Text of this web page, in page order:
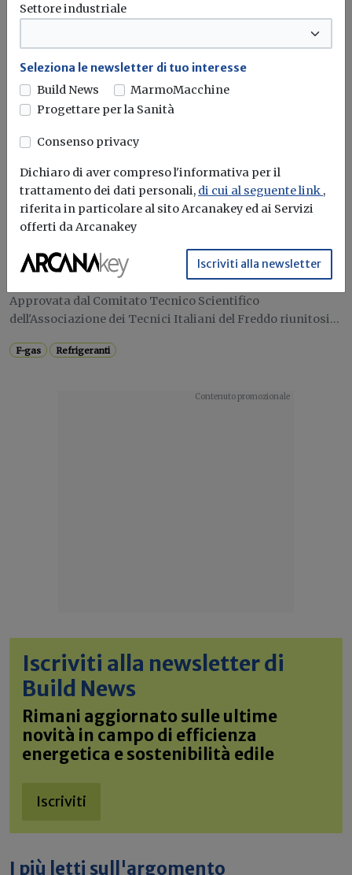
Tecnologia DC inverter: il futuro della
refrigerazione con refrigeranti naturali
Esperienza decennale e know-how applicativo per
ampliare il portafoglio di soluzioni Carel...
Carel Refrigeranti
Ultime notizie
Pubblicata la "Linea Guida per il retrofit
dei refrigeranti HFC ad alto GWP con
refrigeranti a minor GWP non
infiammabili"
Approvata dal Comitato Tecnico Scientifico
dell'Associazione dei Tecnici Italiani del Freddo riunitosi...
F-gas Refrigeranti
Iscriviti alla newsletter di
Build News
Rimani aggiornato sulle ultime
novità in campo di efficienza
energetica e sostenibilità edile
Iscriviti
I più letti sull'argomento
Settore industriale
Seleziona le newsletter di tuo interesse
Build News
MarmoMacchine
Progettare per la Sanità
Consenso privacy
Dichiaro di aver compreso l'informativa per il
trattamento dei dati personali, di cui al seguente link ,
riferita in particolare al sito Arcanakey ed ai Servizi
offerti da Arcanakey
Iscriviti alla newsletter